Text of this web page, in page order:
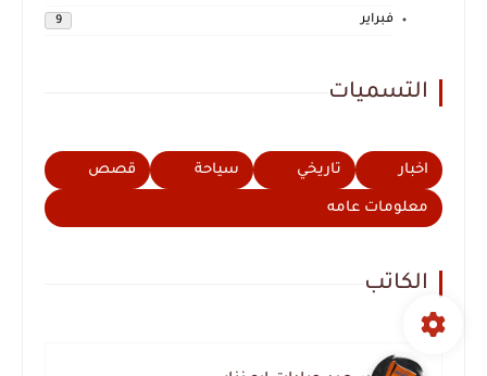
فبراير 9
التسميات
اخبار تاريخي سياحة قصص
معلومات عامه
الكاتب